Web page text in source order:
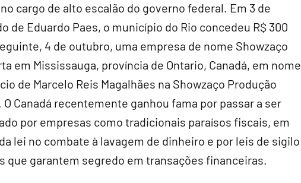
cargo de alto escalão do governo federal. Em 3 de
de Eduardo Paes, o município do Rio concedeu R$ 300
4 de outubro, uma empresa de nome Showzaço
em Mississauga, província de Ontario, Canadá, em nome
de Marcelo Reis Magalhães na Showzaço Produção
O Canadá recentemente ganhou fama por passar a ser
por empresas como tradicionais paraísos fiscais, em
lei no combate à lavagem de dinheiro e por leis de sigilo
que garantem segredo em transações financeiras.